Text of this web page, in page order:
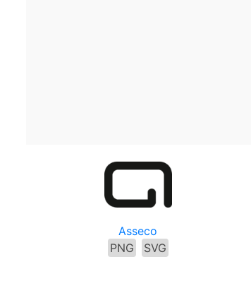
Asseco
PNG
SVG